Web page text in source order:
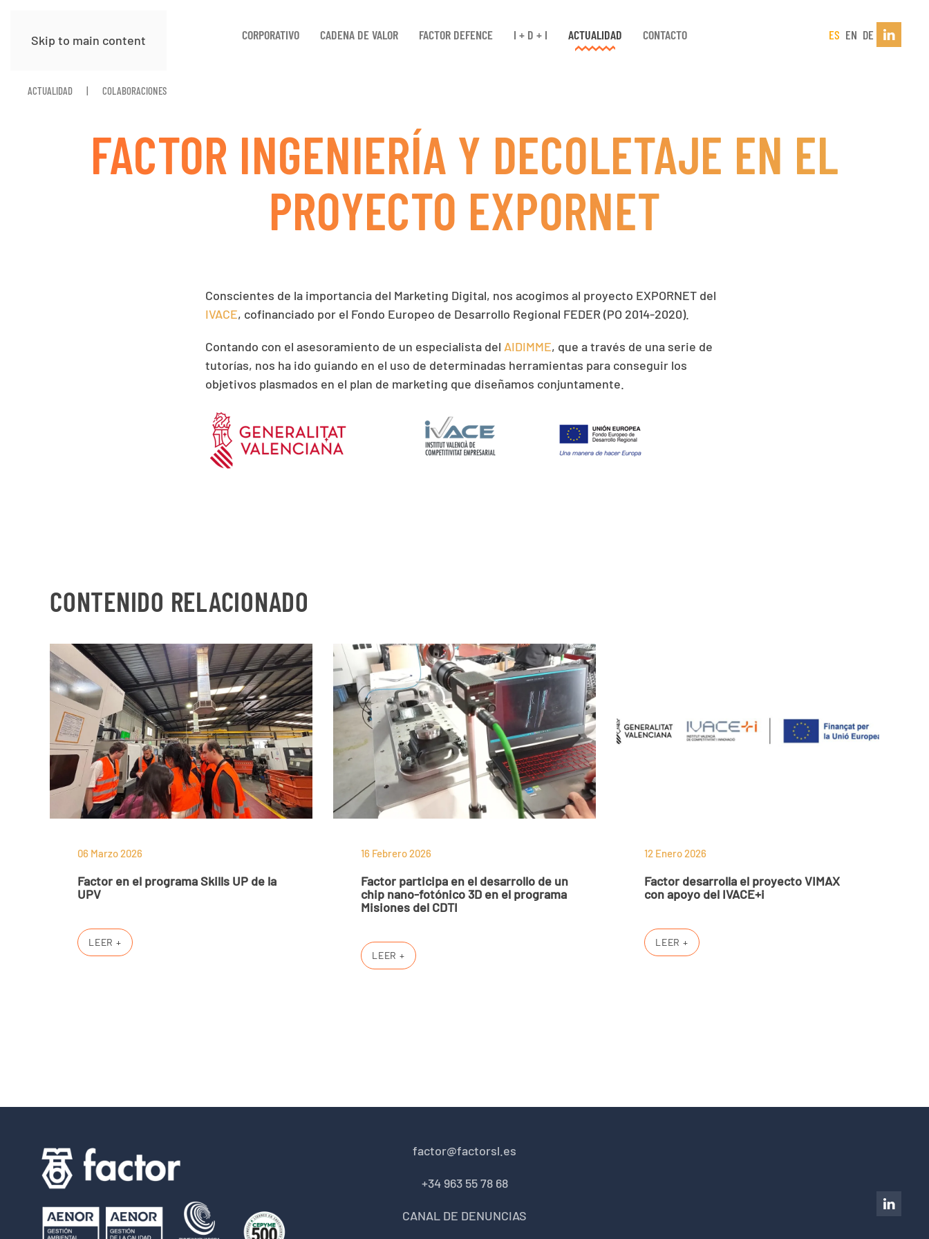
Skip to main content CORPORATIVO CADENA DE VALOR FACTOR DEFENCE I + D + I ACTUALIDAD CONTACTO ES EN DE
ACTUALIDAD COLABORACIONES
FACTOR INGENIERÍA Y DECOLETAJE EN EL
PROYECTO EXPORNET
Conscientes de la importancia del Marketing Digital, nos acogimos al proyecto EXPORNET del
IVACE, cofinanciado por el Fondo Europeo de Desarrollo Regional FEDER (PO 2014-2020).
Contando con el asesoramiento de un especialista del AIDIMME, que a través de una serie de
tutorías, nos ha ido guiando en el uso de determinadas herramientas para conseguir los
objetivos plasmados en el plan de marketing que diseñamos conjuntamente.
CONTENIDO RELACIONADO
06 Marzo 2026
Factor en el programa Skills UP de la
UPV
LEER +
16 Febrero 2026
Factor participa en el desarrollo de un
chip nano-fotónico 3D en el programa
Misiones del CDTI
LEER +
12 Enero 2026
Factor desarrolla el proyecto VIMAX
con apoyo del IVACE+i
LEER +
factor@factorsl.es
+34 963 55 78 68
CANAL DE DENUNCIAS